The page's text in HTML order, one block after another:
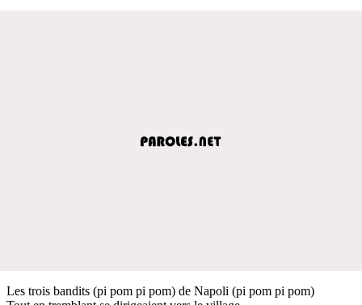
Les trois bandits (pi pom pi pom) de Napoli (pi pom pi pom)